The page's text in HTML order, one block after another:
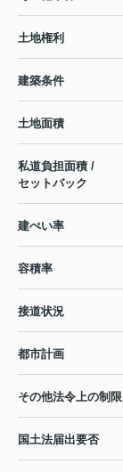
土地権利
建築条件
土地面積
私道負担面積 /
セットバック
建ぺい率
容積率
接道状況
都市計画
その他法令上の制限
国土法届出要否